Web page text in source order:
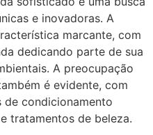
e inovadoras. A
marcante, com
dedicando parte de sua
A preocupação
é evidente, com
de condicionamento
tratamentos de beleza.